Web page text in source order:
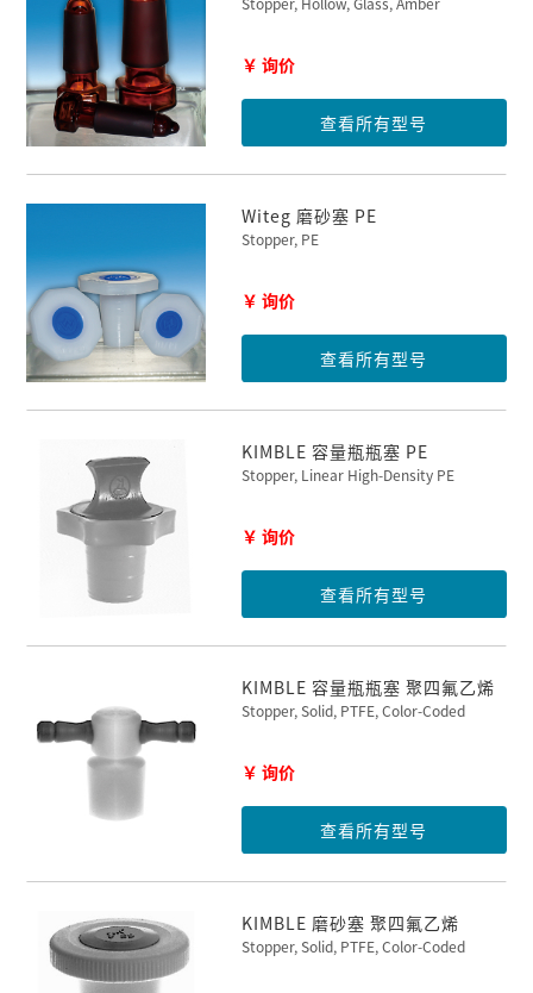
￥ 询价
查看所有型号
Witeg 磨砂塞 PE
Stopper, PE
￥ 询价
查看所有型号
KIMBLE 容量瓶瓶塞 PE
Stopper, Linear High-Density PE
￥ 询价
查看所有型号
KIMBLE 容量瓶瓶塞 聚四氟乙烯
Stopper, Solid, PTFE, Color-Coded
￥ 询价
查看所有型号
KIMBLE 磨砂塞 聚四氟乙烯
Stopper, Solid, PTFE, Color-Coded